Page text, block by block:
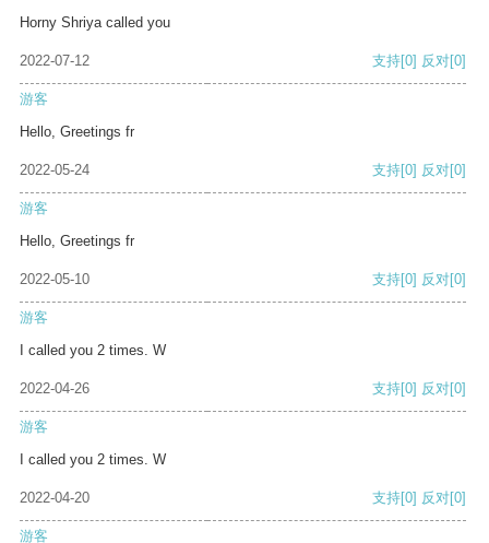
Horny Shriya called you
2022-07-12 支持[0] 反对[0]
游客
Hello, Greetings fr
2022-05-24 支持[0] 反对[0]
游客
Hello, Greetings fr
2022-05-10 支持[0] 反对[0]
游客
I called you 2 times. W
2022-04-26 支持[0] 反对[0]
游客
I called you 2 times. W
2022-04-20 支持[0] 反对[0]
游客